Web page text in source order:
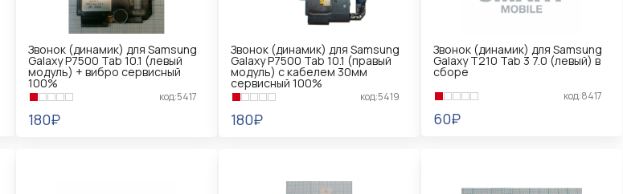
Звонок (динамик) для Samsung
Galaxy P7500 Tab 10.1 (левый
модуль) + вибро сервисный
100%
код:5417
180₽
Звонок (динамик) для Samsung
Galaxy P7500 Tab 10.1 (правый
модуль) с кабелем 30мм
сервисный 100%
код:5419
180₽
Звонок (динамик) для Samsung
Galaxy T210 Tab 3 7.0 (левый) в
сборе
код:8417
60₽